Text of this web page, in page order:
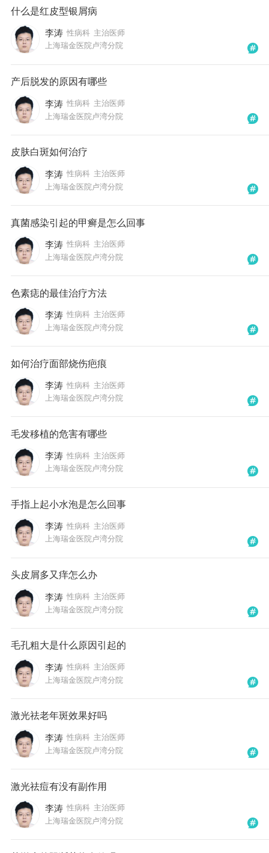
什么是红皮型银屑病
李涛 性病科 主治医师
上海瑞金医院卢湾分院
产后脱发的原因有哪些
李涛 性病科 主治医师
上海瑞金医院卢湾分院
皮肤白斑如何治疗
李涛 性病科 主治医师
上海瑞金医院卢湾分院
真菌感染引起的甲癣是怎么回事
李涛 性病科 主治医师
上海瑞金医院卢湾分院
色素痣的最佳治疗方法
李涛 性病科 主治医师
上海瑞金医院卢湾分院
如何治疗面部烧伤疤痕
李涛 性病科 主治医师
上海瑞金医院卢湾分院
毛发移植的危害有哪些
李涛 性病科 主治医师
上海瑞金医院卢湾分院
手指上起小水泡是怎么回事
李涛 性病科 主治医师
上海瑞金医院卢湾分院
头皮屑多又痒怎么办
李涛 性病科 主治医师
上海瑞金医院卢湾分院
毛孔粗大是什么原因引起的
李涛 性病科 主治医师
上海瑞金医院卢湾分院
激光祛老年斑效果好吗
李涛 性病科 主治医师
上海瑞金医院卢湾分院
激光祛痘有没有副作用
李涛 性病科 主治医师
上海瑞金医院卢湾分院